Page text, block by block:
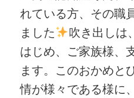
れている方、その職
ました
吹き出しは
はじめ、ご家族様、
ます。このおかめと
情が様々である様に